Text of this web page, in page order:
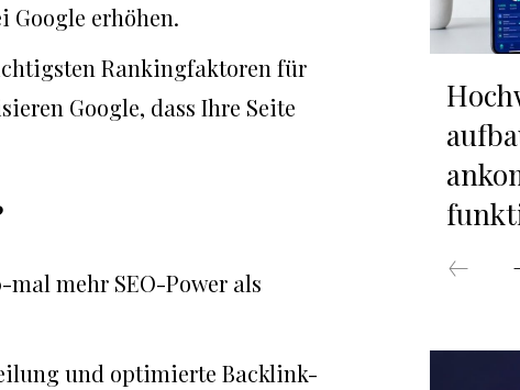
Google erhöhen.
Rankingfaktoren für
Google, dass Ihre Seite
mehr SEO-Power als
und optimierte Backlink-